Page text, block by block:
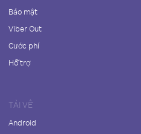
Bảo mật
Viber Out
Cước phí
Hỗ trợ
TẢI VỀ
Android